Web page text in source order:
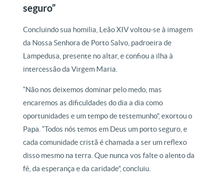
seguro”
Concluindo sua homilia, Leão XIV voltou-se à imagem
da Nossa Senhora de Porto Salvo, padroeira de
Lampedusa, presente no altar, e confiou a ilha à
intercessão da Virgem Maria.
“Não nos deixemos dominar pelo medo, mas
encaremos as dificuldades do dia a dia como
oportunidades e um tempo de testemunho”, exortou o
Papa. “Todos nós temos em Deus um porto seguro, e
cada comunidade cristã é chamada a ser um reflexo
disso mesmo na terra. Que nunca vos falte o alento da
fé, da esperança e da caridade”, concluiu.